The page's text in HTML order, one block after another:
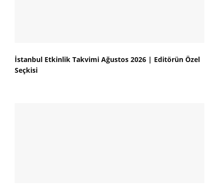
İstanbul Etkinlik Takvimi Ağustos 2026 | Editörün Özel
Seçkisi